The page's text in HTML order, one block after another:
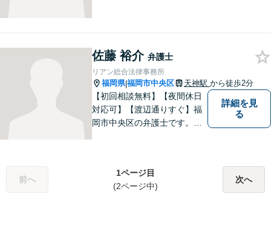
佐藤 裕介 弁護士
リアン総合法律事務所
福岡県|福岡市中央区 天神駅 から徒歩2分
【初回相談無料】【夜間休日
対応可】【渡辺通りすぐ】福
岡市中央区の弁護士です。天
詳細を見
る
前へ
1ページ目
(2ページ中)
次へ